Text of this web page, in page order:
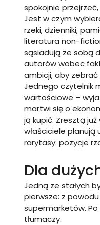
spokojnie
Jest w czym
rzeki, dzienniki,
literatura non-
sąsiadują ze sobą
autorów wobec
ambicji, aby
Jednego czytelnik
wartościowe –
martwi się o
ją kupić. Zresztą
właściciele
rarytasy: pozycje
Dla
Jedną ze stałych
pierwsze: z
supermarketów.
tłumaczy.